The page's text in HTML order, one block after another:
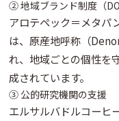
② 地域ブランド制度（
アロテペック＝メタパ
は、 原産地呼称（
れ、地域ごとの個性を
成されています。
③ 公的研究機関の支援
エルサルバドルコーヒ